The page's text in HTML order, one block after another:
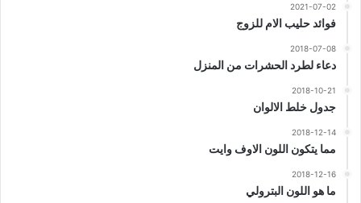
2021-07-02
فوائد حليب الام للزوج
2018-07-08
دعاء لطرد الحشرات من المنزل
2018-10-21
جدول خلط الالوان
2018-12-14
مما يتكون اللون الاوف وايت
2018-12-16
ما هو اللون البترولي